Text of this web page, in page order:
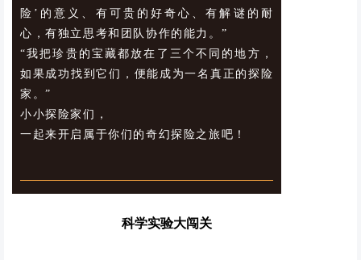
险’的意义、有可贵的好奇心、有解谜的耐
心，有独立思考和团队协作的能力。”
“我把珍贵的宝藏都放在了三个不同的地方，
如果成功找到它们，便能成为一名真正的探险
家。”
小小探险家们，
一起来开启属于你们的奇幻探险之旅吧！
科学实验大闯关